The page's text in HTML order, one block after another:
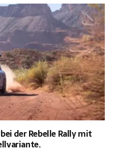
der Rebelle Rally mit